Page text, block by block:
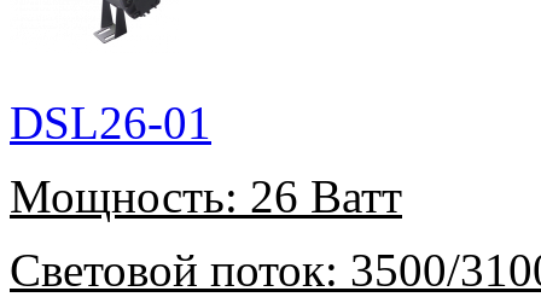
DSL26-01
Мощность: 26 Ватт
Световой поток: 3500/